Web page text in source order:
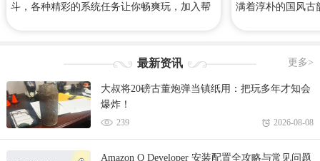
斗，各种精彩的系统任务让你畅爽玩，加入帮
游攻略、礼包码、手游下载等等！
满着淳朴的国风古
风华录专区，里
游戏网！
更多>
最新资讯
大叔将20磅古董炮弹当镇纸用：把玩多年才知会
爆炸！
239 2026-08-08
Amazon Q Developer 安装配置全攻略与常见问题